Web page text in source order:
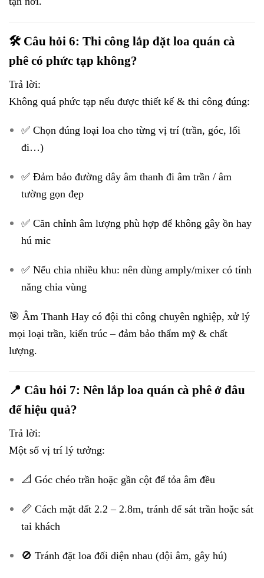
🛠️ Câu hỏi 6: Thi công lắp đặt loa quán cà
phê có phức tạp không?
Trả lời:
Không quá phức tạp nếu được thiết kế & thi công đúng:
✅ Chọn đúng loại loa cho từng vị trí (trần, góc, lối
đi…)
✅ Đảm bảo đường dây âm thanh đi âm trần / âm
tường gọn đẹp
✅ Căn chỉnh âm lượng phù hợp để không gây ồn hay
hú mic
✅ Nếu chia nhiều khu: nên dùng amply/mixer có tính
năng chia vùng
🎯 Âm Thanh Hay có đội thi công chuyên nghiệp, xử lý
mọi loại trần, kiến trúc – đảm bảo thẩm mỹ & chất
lượng.
📍 Câu hỏi 7: Nên lắp loa quán cà phê ở đâu
để hiệu quả?
Trả lời:
Một số vị trí lý tưởng:
📐 Góc chéo trần hoặc gần cột để tỏa âm đều
📏 Cách mặt đất 2.2 – 2.8m, tránh để sát trần hoặc sát
tai khách
🚫 Tránh đặt loa đối diện nhau (dội âm, gây hú)